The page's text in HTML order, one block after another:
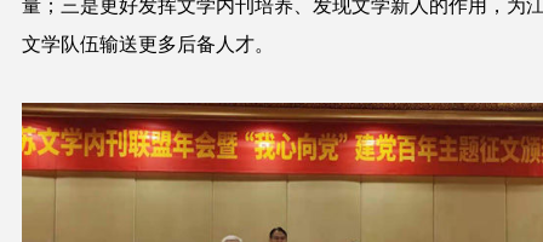
量；三是更好发挥文学内刊培养、发现文学新人的作用，为
文学队伍输送更多后备人才。